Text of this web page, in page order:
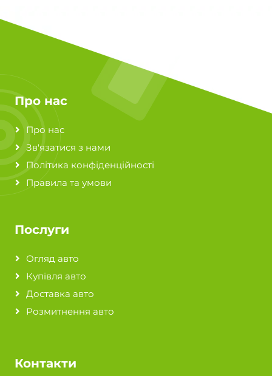
Про нас
Про нас
Зв'язатися з нами
Політика конфіденційності
Правила та умови
Послуги
Огляд авто
Купівля авто
Доставка авто
Розмитнення авто
Контакти